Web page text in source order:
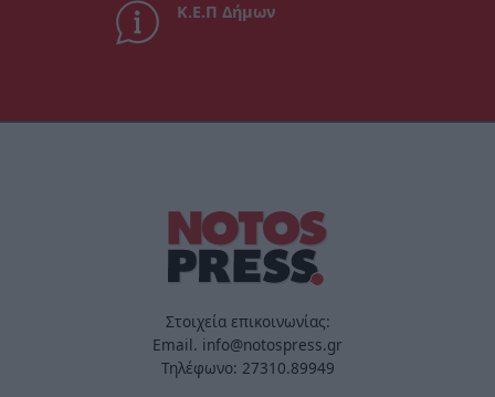
Κ.Ε.Π Δήμων
Στοιχεία επικοινωνίας:
Email. info@notospress.gr
Τηλέφωνο: 27310.89949